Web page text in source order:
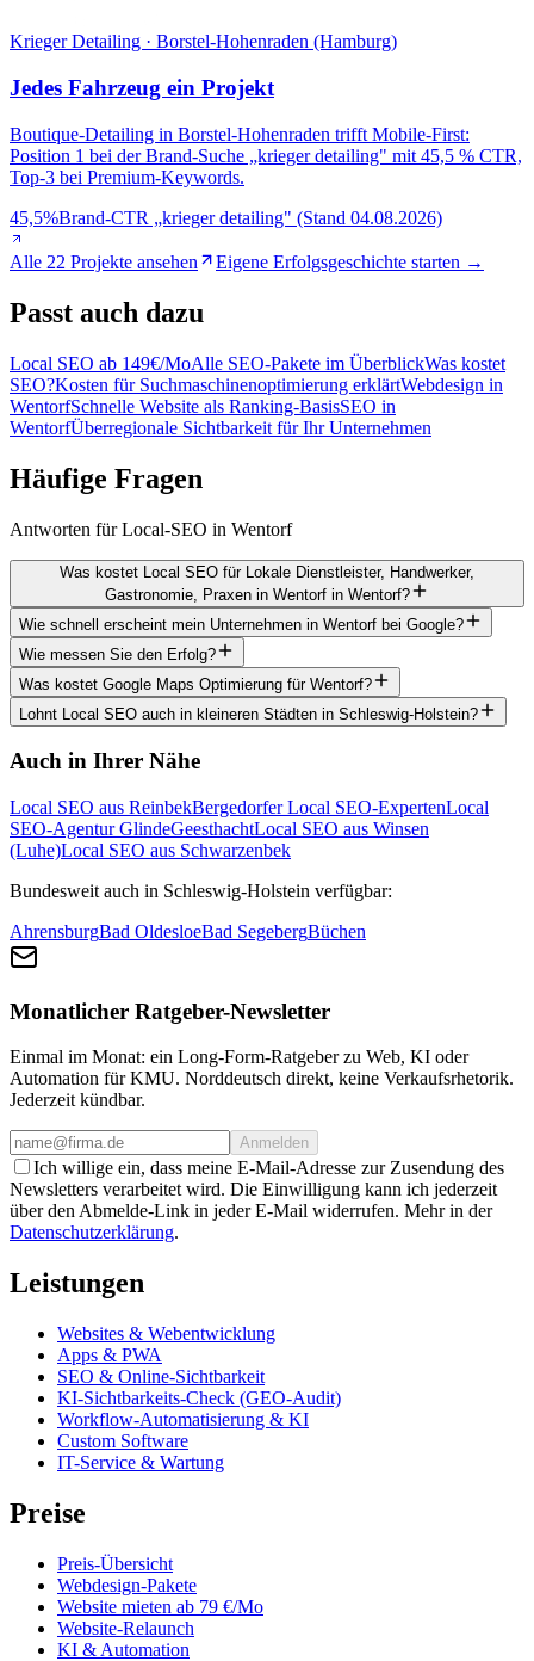
Krieger Detailing · Borstel-Hohenraden (Hamburg)
Jedes Fahrzeug ein Projekt
Boutique-Detailing in Borstel-Hohenraden trifft Mobile-First:
Position 1 bei der Brand-Suche „krieger detailing" mit 45,5 % CTR,
Top-3 bei Premium-Keywords.
45,5%Brand-CTR „krieger detailing" (Stand 04.08.2026)
Alle 22 Projekte ansehen Eigene Erfolgsgeschichte starten →
Passt auch dazu
Local SEO ab 149€/MoAlle SEO-Pakete im ÜberblickWas kostet
SEO?Kosten für Suchmaschinenoptimierung erklärtWebdesign in
WentorfSchnelle Website als Ranking-BasisSEO in
WentorfÜberregionale Sichtbarkeit für Ihr Unternehmen
Häufige Fragen
Antworten für Local-SEO in Wentorf
Was kostet Local SEO für Lokale Dienstleister, Handwerker,
Gastronomie, Praxen in Wentorf in Wentorf?
Wie schnell erscheint mein Unternehmen in Wentorf bei Google?
Wie messen Sie den Erfolg?
Was kostet Google Maps Optimierung für Wentorf?
Lohnt Local SEO auch in kleineren Städten in Schleswig-Holstein?
Auch in Ihrer Nähe
Local SEO aus ReinbekBergedorfer Local SEO-ExpertenLocal
SEO-Agentur GlindeGeesthachtLocal SEO aus Winsen
(Luhe)Local SEO aus Schwarzenbek
Bundesweit auch in Schleswig-Holstein verfügbar:
AhrensburgBad OldesloeBad SegebergBüchen
Monatlicher Ratgeber-Newsletter
Einmal im Monat: ein Long-Form-Ratgeber zu Web, KI oder
Automation für KMU. Norddeutsch direkt, keine Verkaufsrhetorik.
Jederzeit kündbar.
Anmelden
Ich willige ein, dass meine E-Mail-Adresse zur Zusendung des
Newsletters verarbeitet wird. Die Einwilligung kann ich jederzeit
über den Abmelde-Link in jeder E-Mail widerrufen. Mehr in der
Datenschutzerklärung.
Leistungen
Websites & Webentwicklung
Apps & PWA
SEO & Online-Sichtbarkeit
KI-Sichtbarkeits-Check (GEO-Audit)
Workflow-Automatisierung & KI
Custom Software
IT-Service & Wartung
Preise
Preis-Übersicht
Webdesign-Pakete
Website mieten ab 79 €/Mo
Website-Relaunch
KI & Automation